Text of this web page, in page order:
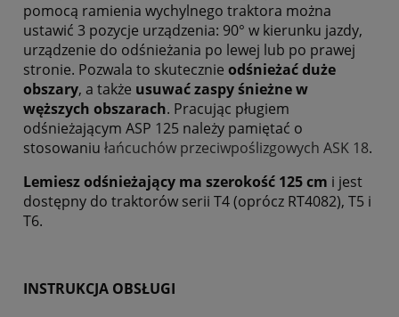
pomocą ramienia wychylnego traktora można
ustawić 3 pozycje urządzenia: 90° w kierunku jazdy,
urządzenie do odśnieżania po lewej lub po prawej
stronie. Pozwala to skutecznie odśnieżać duże
obszary, a także usuwać zaspy śnieżne w
węższych obszarach. Pracując pługiem
odśnieżającym ASP 125 należy pamiętać o
stosowaniu łańcuchów przeciwpoślizgowych ASK 18.
Lemiesz odśnieżający ma szerokość 125 cm i jest
dostępny do traktorów serii T4 (oprócz RT4082), T5 i
T6.
INSTRUKCJA OBSŁUGI